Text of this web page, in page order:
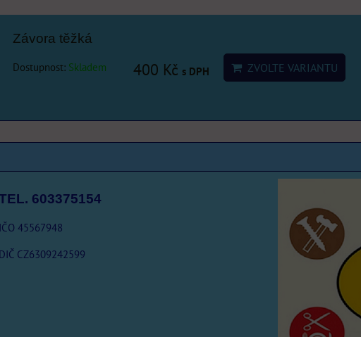
Závora těžká
Dostupnost: Skladem 400 Kč s DPH ZVOLTE VARIANTU
603375154
IČO 45567948
DIČ CZ6309242599